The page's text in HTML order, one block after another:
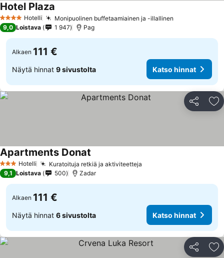
4 Tähtiluokitus
Hotelli Monipuolinen buffetaamiainen ja -illallinen
Hotel Plaza
9,0 Loistava 1 947 Pag
Alkaen 111 €
Näytä hinnat 9 sivustolta Katso hinnat
Jaa
3 Tähtiluokitus
Hotelli Kuratoituja retkiä ja aktiviteetteja
Apartments Donat
9,1 Loistava 500 Zadar
Alkaen 111 €
Näytä hinnat 6 sivustolta Katso hinnat
Jaa